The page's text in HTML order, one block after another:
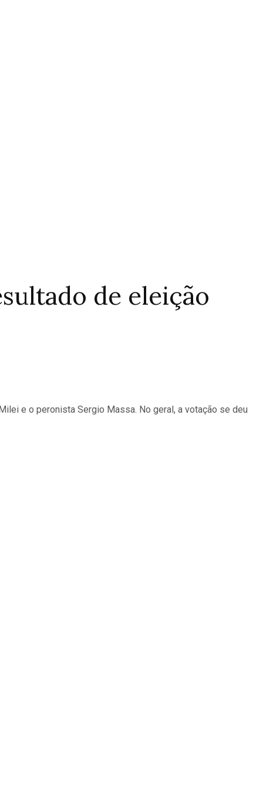
de eleição
e o peronista Sergio Massa. No geral, a votação se deu